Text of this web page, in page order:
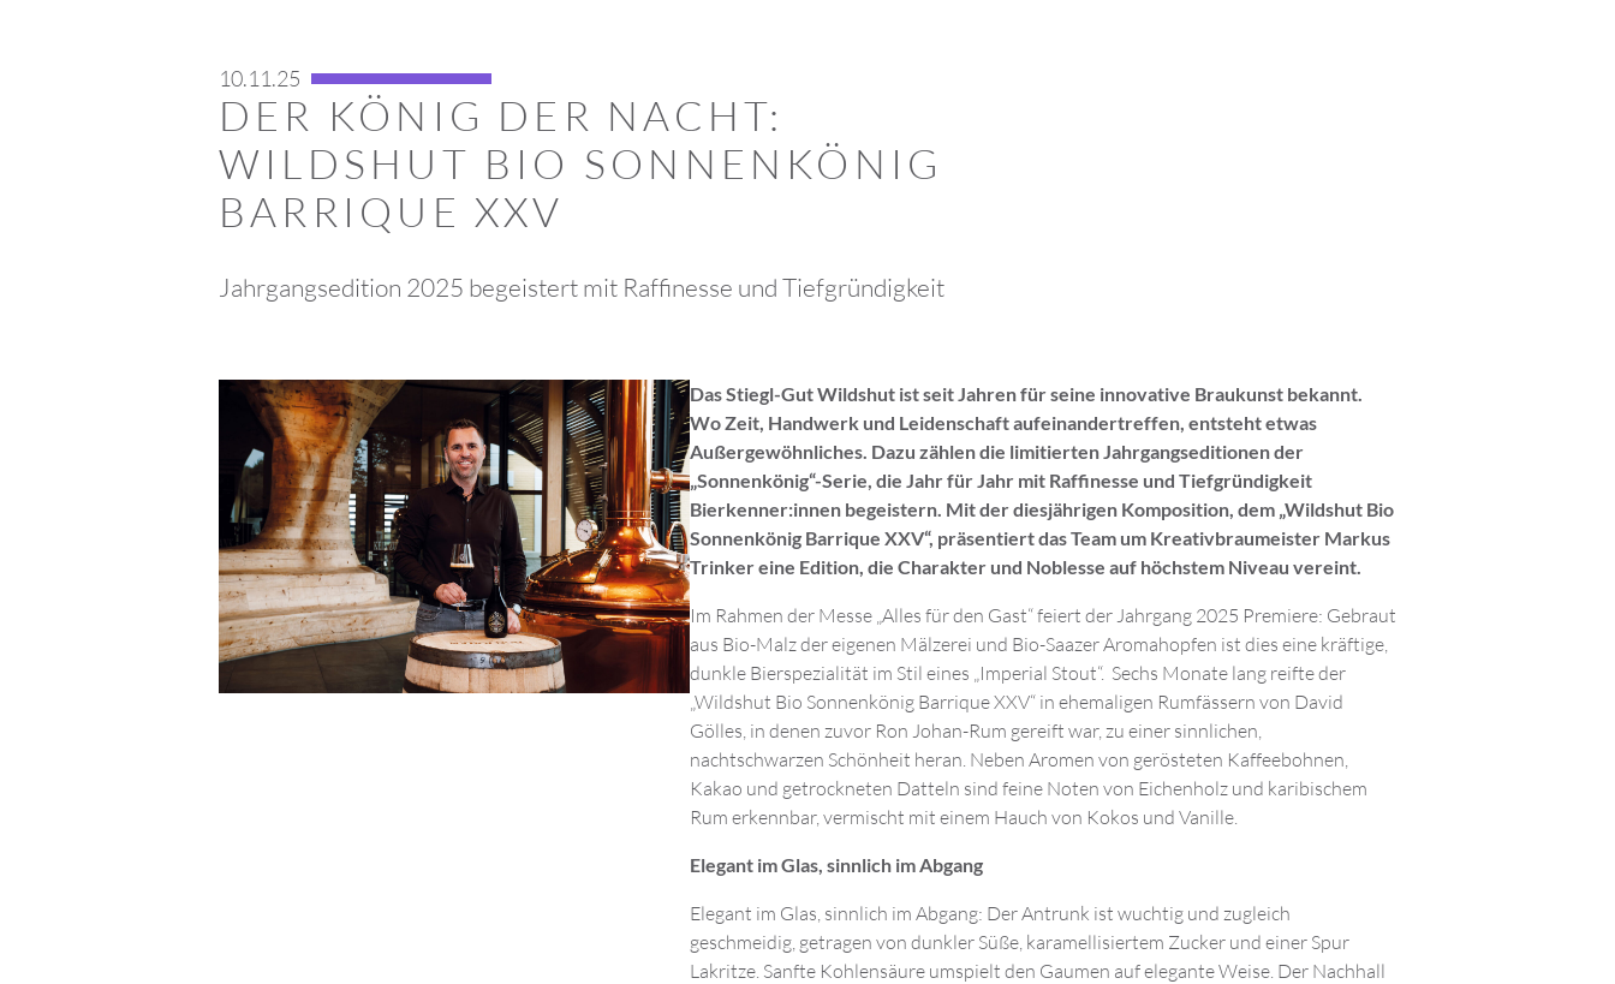
10.11.25
DER KÖNIG DER NACHT:
WILDSHUT BIO SONNENKÖNIG
BARRIQUE XXV
Jahrgangsedition 2025 begeistert mit Raffinesse und Tiefgründigkeit
Das Stiegl-Gut Wildshut ist seit Jahren für seine innovative Braukunst bekannt.
Wo Zeit, Handwerk und Leidenschaft aufeinandertreffen, entsteht etwas
Außergewöhnliches. Dazu zählen die limitierten Jahrgangseditionen der
„Sonnenkönig“-Serie, die Jahr für Jahr mit Raffinesse und Tiefgründigkeit
Bierkenner:innen begeistern. Mit der diesjährigen Komposition, dem „Wildshut Bio
Sonnenkönig Barrique XXV“, präsentiert das Team um Kreativbraumeister Markus
Trinker eine Edition, die Charakter und Noblesse auf höchstem Niveau vereint.
Im Rahmen der Messe „Alles für den Gast“ feiert der Jahrgang 2025 Premiere: Gebraut
aus Bio-Malz der eigenen Mälzerei und Bio-Saazer Aromahopfen ist dies eine kräftige,
dunkle Bierspezialität im Stil eines „Imperial Stout“. Sechs Monate lang reifte der
„Wildshut Bio Sonnenkönig Barrique XXV“ in ehemaligen Rumfässern von David
Gölles, in denen zuvor Ron Johan-Rum gereift war, zu einer sinnlichen,
nachtschwarzen Schönheit heran. Neben Aromen von gerösteten Kaffeebohnen,
Kakao und getrockneten Datteln sind feine Noten von Eichenholz und karibischem
Rum erkennbar, vermischt mit einem Hauch von Kokos und Vanille.
Elegant im Glas, sinnlich im Abgang
Elegant im Glas, sinnlich im Abgang: Der Antrunk ist wuchtig und zugleich
geschmeidig, getragen von dunkler Süße, karamellisiertem Zucker und einer Spur
Lakritze. Sanfte Kohlensäure umspielt den Gaumen auf elegante Weise. Der Nachhall